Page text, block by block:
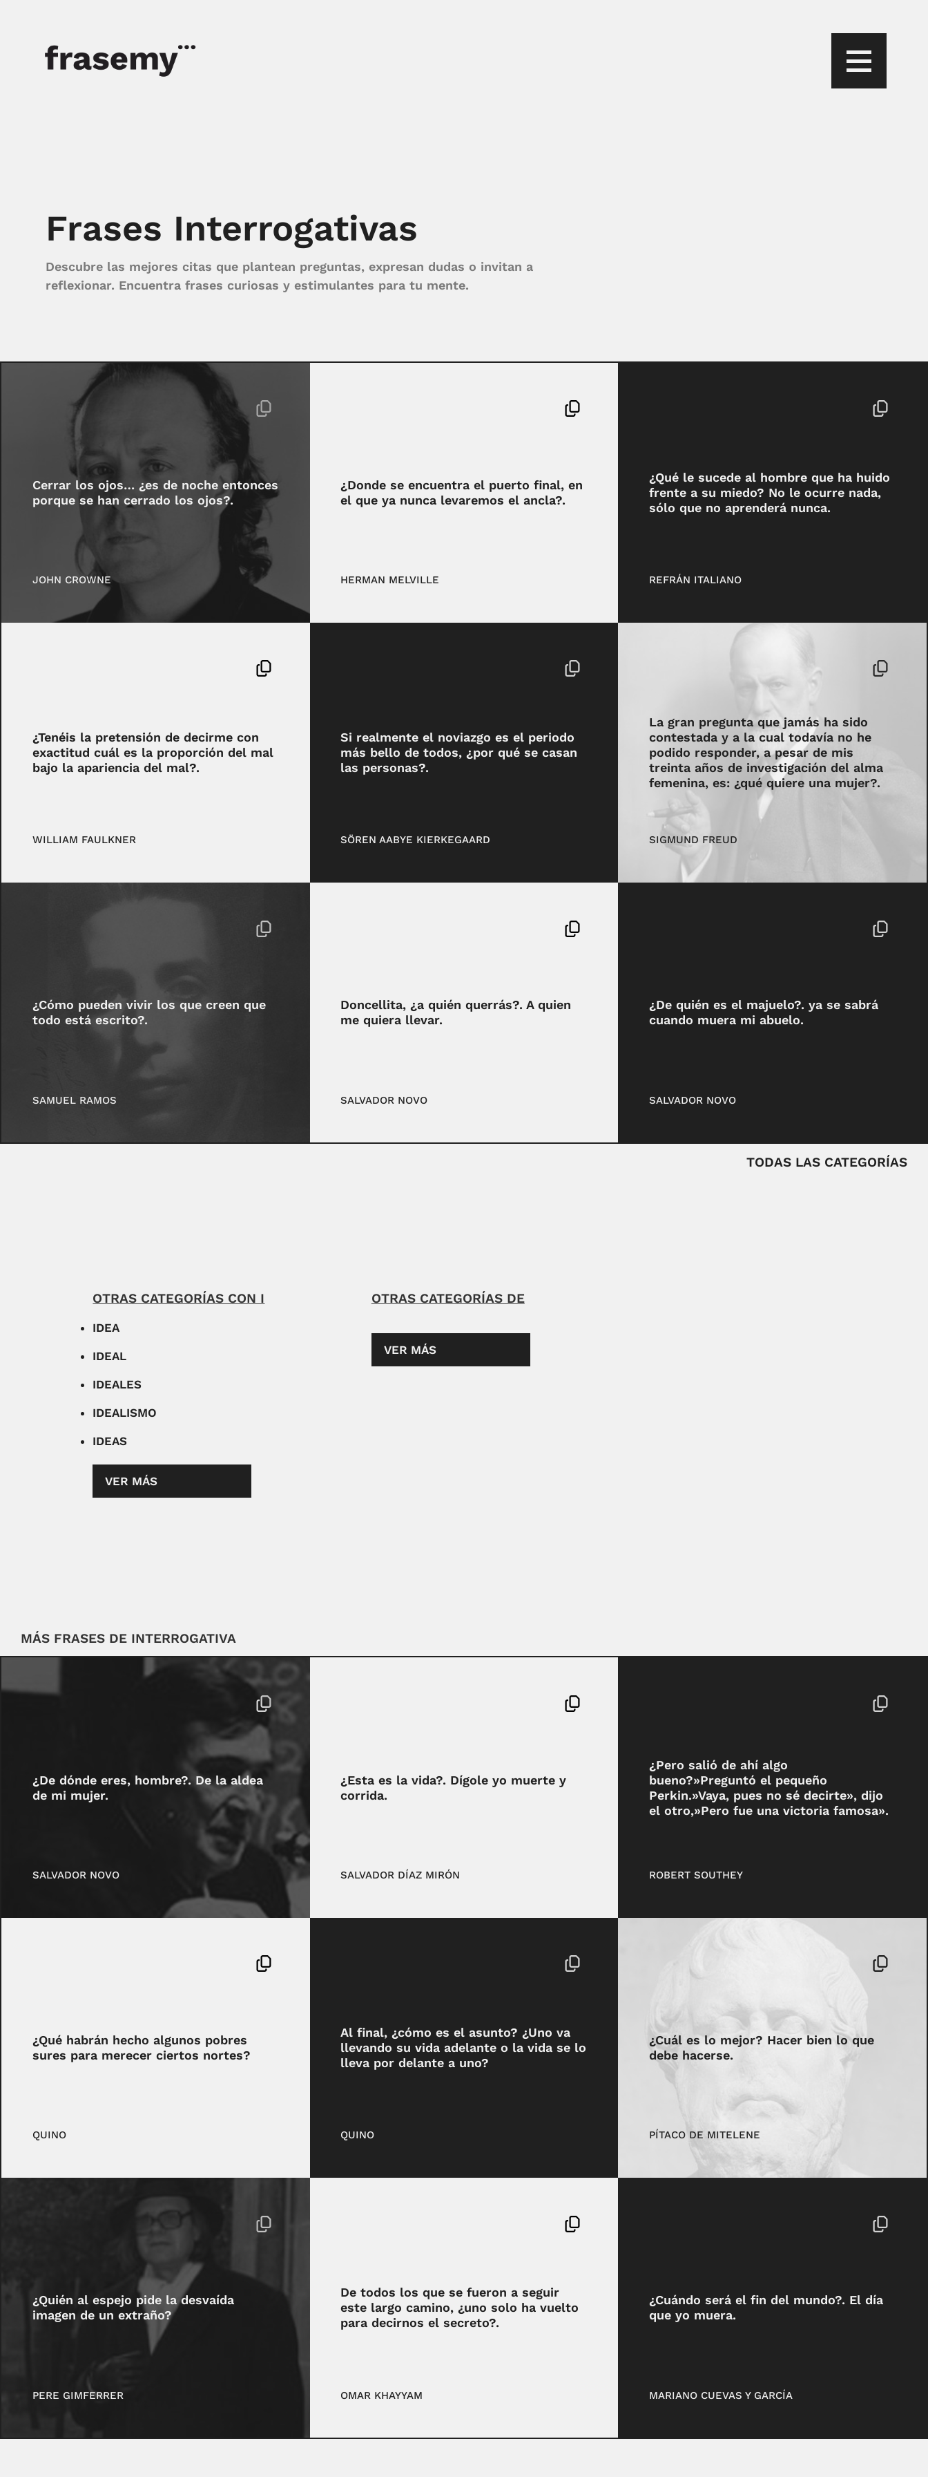
Frases Interrogativas
Descubre las mejores citas que plantean preguntas, expresan dudas o invitan a
reflexionar. Encuentra frases curiosas y estimulantes para tu mente.
Cerrar los ojos… ¿es de noche entonces
porque se han cerrado los ojos?.
JOHN CROWNE
¿Donde se encuentra el puerto final, en
el que ya nunca levaremos el ancla?.
HERMAN MELVILLE
¿Qué le sucede al hombre que ha huido
frente a su miedo? No le ocurre nada,
sólo que no aprenderá nunca.
REFRÁN ITALIANO
¿Tenéis la pretensión de decirme con
exactitud cuál es la proporción del mal
bajo la apariencia del mal?.
WILLIAM FAULKNER
Si realmente el noviazgo es el periodo
más bello de todos, ¿por qué se casan
las personas?.
SÖREN AABYE KIERKEGAARD
La gran pregunta que jamás ha sido
contestada y a la cual todavía no he
podido responder, a pesar de mis
treinta años de investigación del alma
femenina, es: ¿qué quiere una mujer?.
SIGMUND FREUD
¿Cómo pueden vivir los que creen que
todo está escrito?.
SAMUEL RAMOS
Doncellita, ¿a quién querrás?. A quien
me quiera llevar.
SALVADOR NOVO
¿De quién es el majuelo?. ya se sabrá
cuando muera mi abuelo.
SALVADOR NOVO
TODAS LAS CATEGORÍAS
OTRAS CATEGORÍAS CON I
IDEA
IDEAL
IDEALES
IDEALISMO
IDEAS
VER MÁS
OTRAS CATEGORÍAS DE
VER MÁS
MÁS FRASES DE INTERROGATIVA
¿De dónde eres, hombre?. De la aldea
de mi mujer.
SALVADOR NOVO
¿Esta es la vida?. Dígole yo muerte y
corrida.
SALVADOR DÍAZ MIRÓN
¿Pero salió de ahí algo
bueno?»Preguntó el pequeño
Perkin.»Vaya, pues no sé decirte», dijo
el otro,»Pero fue una victoria famosa».
ROBERT SOUTHEY
¿Qué habrán hecho algunos pobres
sures para merecer ciertos nortes?
QUINO
Al final, ¿cómo es el asunto? ¿Uno va
llevando su vida adelante o la vida se lo
lleva por delante a uno?
QUINO
¿Cuál es lo mejor? Hacer bien lo que
debe hacerse.
PÍTACO DE MITELENE
¿Quién al espejo pide la desvaída
imagen de un extraño?
PERE GIMFERRER
De todos los que se fueron a seguir
este largo camino, ¿uno solo ha vuelto
para decirnos el secreto?.
OMAR KHAYYAM
¿Cuándo será el fin del mundo?. El día
que yo muera.
MARIANO CUEVAS Y GARCÍA